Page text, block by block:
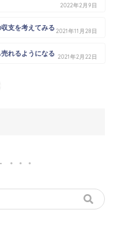
2022年2月9日
支を考えてみる 2021年11月28日
れるようになる 2021年2月22日